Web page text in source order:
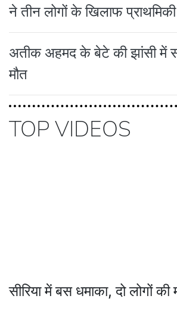
ने तीन लोगों के खिलाफ
अतीक अहमद के बेटे की झांसी में
मौत
TOP VIDEOS
सीरिया में बस धमाका, दो लोगों